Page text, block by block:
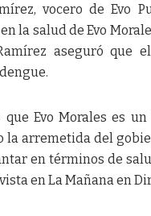
vocero de Evo
la salud de Evo
aseguró que
que Evo Morales es
la arremetida del
en términos de
en La Mañana en